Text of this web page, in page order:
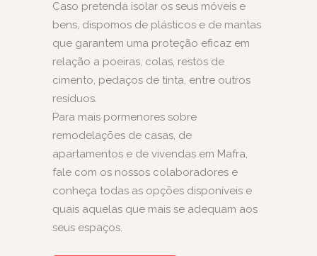
Caso pretenda isolar os seus móveis e
bens, dispomos de plásticos e de mantas
que garantem uma proteção eficaz em
relação a poeiras, colas, restos de
cimento, pedaços de tinta, entre outros
resíduos.
Para mais pormenores sobre
remodelações de casas, de
apartamentos e de vivendas em Mafra,
fale com os nossos colaboradores e
conheça todas as opções disponíveis e
quais aquelas que mais se adequam aos
seus espaços.